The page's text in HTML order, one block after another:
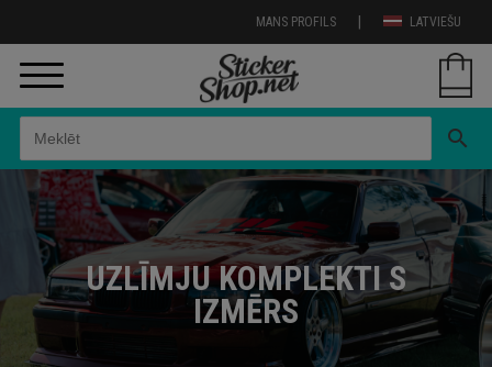
LATVIEŠU
|
MANS PROFILS
search
UZLĪMJU KOMPLEKTI S
IZMĒRS